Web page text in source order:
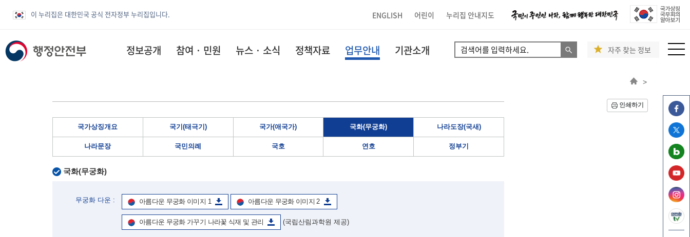
이 누리집은 대한민국 공식 전자정부 누리집입니다. ENGLISH 어린이 누리집 안내지도
정보공개 참여 · 민원 뉴스 · 소식 정책자료 업무안내 기관소개 자주 찾는 정보
>
인쇄하기
국가상징개요 국기(태극기) 국가(애국가) 국화(무궁화) 나라도장(국새)
나라문장 국민의례 국호 연호 정부기
국화(무궁화)
무궁화 다운 : 아름다운 무궁화 이미지 1 아름다운 무궁화 이미지 2
아름다운 무궁화 가꾸기 나라꽃 식재 및 관리 (국립산림과학원 제공)